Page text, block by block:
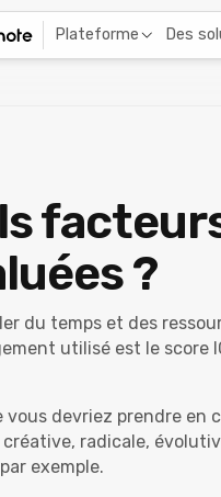
Plateforme Des
?
du temps et des
utilisé est le score
devriez prendre en
radicale,
exemple.